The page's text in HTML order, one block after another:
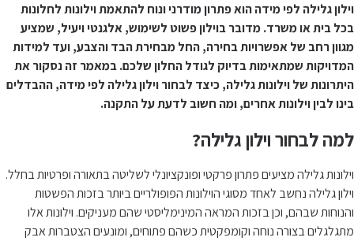
וילון גלילה לפי מידה הוא פתרון מודרני ונוח להתאמת וילונות לחלונות
בכל בית או משרד. מדובר בוילון פשוט לשימוש, אלגנטי ויעיל, שמציע
מגוון רחב של אפשרויות בחירה, החל מבחירת הבד והצבע, ועד למידות
המדויקות שמתאימות בדיוק לגודל החלון שלכם. במאמר זה נסקור את
היתרונות של וילונות גלילה, כיצד לבחור וילון גלילה לפי מידה, ההבדלים
בינו לבין וילונות אחרים, ומה חשוב לדעת על התקנה.
למה לבחור וילון גלילה?
וילונות גלילה מציעים פתרון פרקטי ופונקציונלי לשליטה בתאורה ופרטיות בחלל.
וילון גלילה נחשב לאחד מסוגי הוילונות הפופולריים ביותר בזכות הפשטות
והנוחות שבהם, וכן בזכות המראה המינימליסטי שהם מעניקים. וילונות אלו
מתגלגלים בצורה נוחה וקומפקטית כשהם פתוחים, ומונעים הצטברות אבק